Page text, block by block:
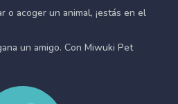
o acoger un animal, ¡estás en el
un amigo. Con Miwuki Pet